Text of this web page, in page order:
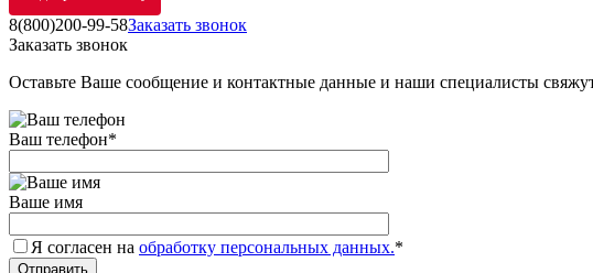
8(800)200-99-58Заказать звонок
Заказать звонок
Оставьте Ваше сообщение и контактные данные и наши специалисты
Ваш телефон*
Ваше имя
Я согласен на обработку персональных данных.*